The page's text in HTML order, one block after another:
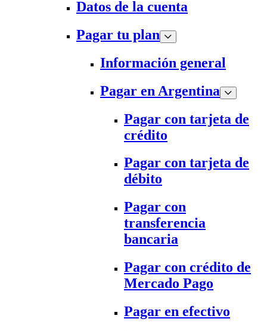
Datos de la cuenta
Pagar tu plan
Información general
Pagar en Argentina
Pagar con tarjeta de
crédito
Pagar con tarjeta de
débito
Pagar con
transferencia
bancaria
Pagar con crédito de
Mercado Pago
Pagar en efectivo